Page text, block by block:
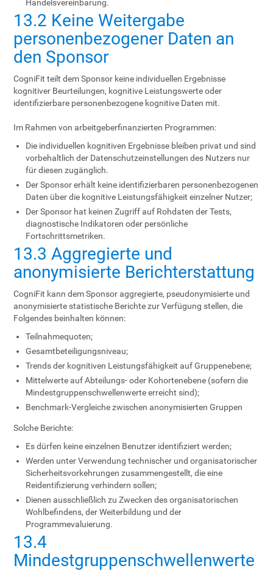
Handelsvereinbarung.
13.2 Keine Weitergabe
personenbezogener Daten an
den Sponsor
CogniFit teilt dem Sponsor keine individuellen Ergebnisse
kognitiver Beurteilungen, kognitive Leistungswerte oder
identifizierbare personenbezogene kognitive Daten mit.
Im Rahmen von arbeitgeberfinanzierten Programmen:
Die individuellen kognitiven Ergebnisse bleiben privat und sind
vorbehaltlich der Datenschutzeinstellungen des Nutzers nur
für diesen zugänglich.
Der Sponsor erhält keine identifizierbaren personenbezogenen
Daten über die kognitive Leistungsfähigkeit einzelner Nutzer;
Der Sponsor hat keinen Zugriff auf Rohdaten der Tests,
diagnostische Indikatoren oder persönliche
Fortschrittsmetriken.
13.3 Aggregierte und
anonymisierte Berichterstattung
CogniFit kann dem Sponsor aggregierte, pseudonymisierte und
anonymisierte statistische Berichte zur Verfügung stellen, die
Folgendes beinhalten können:
Teilnahmequoten;
Gesamtbeteiligungsniveau;
Trends der kognitiven Leistungsfähigkeit auf Gruppenebene;
Mittelwerte auf Abteilungs- oder Kohortenebene (sofern die
Mindestgruppenschwellenwerte erreicht sind);
Benchmark-Vergleiche zwischen anonymisierten Gruppen
Solche Berichte:
Es dürfen keine einzelnen Benutzer identifiziert werden;
Werden unter Verwendung technischer und organisatorischer
Sicherheitsvorkehrungen zusammengestellt, die eine
Reidentifizierung verhindern sollen;
Dienen ausschließlich zu Zwecken des organisatorischen
Wohlbefindens, der Weiterbildung und der
Programmevaluierung.
13.4
Mindestgruppenschwellenwerte